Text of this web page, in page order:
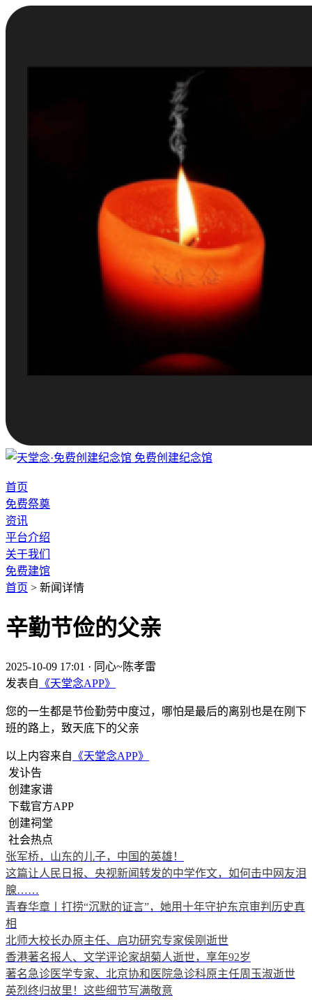
免费创建纪念馆
首页
免费祭奠
资讯
平台介绍
关于我们
免费建馆
首页 > 新闻详情
辛勤节俭的父亲
2025-10-09 17:01 · 同心~陈孝雷
发表自 《天堂念APP》
您的一生都是节俭勤劳中度过，哪怕是最后的离别也是在刚下
班的路上，致天底下的父亲
以上内容来自 《天堂念APP》
发讣告
创建家谱
下载官方APP
创建祠堂
社会热点
张军桥，山东的儿子，中国的英雄！
这篇让人民日报、央视新闻转发的中学作文，如何击中网友泪
腺……
青春华章丨打捞“沉默的证言”，她用十年守护东京审判历史真
相
北师大校长办原主任、启功研究专家侯刚逝世
香港著名报人、文学评论家胡菊人逝世，享年92岁
著名急诊医学专家、北京协和医院急诊科原主任周玉淑逝世
英烈终归故里！这些细节写满敬意